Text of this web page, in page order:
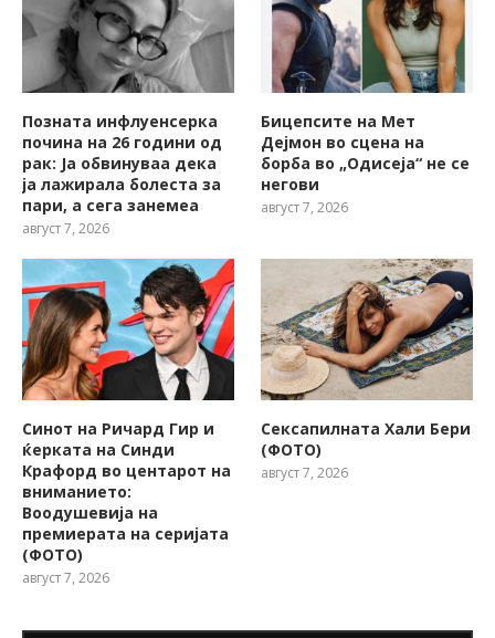
Позната инфлуенсерка
почина на 26 години од
рак: Ја обвинуваа дека
ја лажирала болеста за
пари, а сега занемеа
август 7, 2026
Бицепсите на Мет
Дејмон во сцена на
борба во „Одисеја“ не се
негови
август 7, 2026
Синот на Ричард Гир и
ќерката на Синди
Крафорд во центарот на
вниманието:
Воодушевија на
премиерата на серијата
(ФОТО)
август 7, 2026
Сексапилната Хали Бери
(ФОТО)
август 7, 2026